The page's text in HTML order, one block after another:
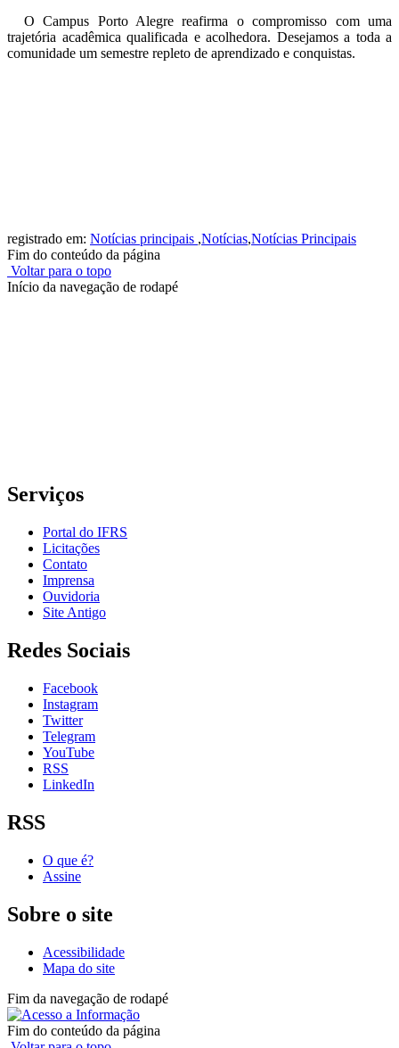
O Campus Porto Alegre reafirma o compromisso com uma
trajetória acadêmica qualificada e acolhedora. Desejamos a toda a
comunidade um semestre repleto de aprendizado e conquistas.
registrado em: Notícias principais ,Notícias,Notícias Principais
Fim do conteúdo da página
Voltar para o topo
Início da navegação de rodapé
Serviços
Portal do IFRS
Licitações
Contato
Imprensa
Ouvidoria
Site Antigo
Redes Sociais
Facebook
Instagram
Twitter
Telegram
YouTube
RSS
LinkedIn
RSS
O que é?
Assine
Sobre o site
Acessibilidade
Mapa do site
Fim da navegação de rodapé
Fim do conteúdo da página